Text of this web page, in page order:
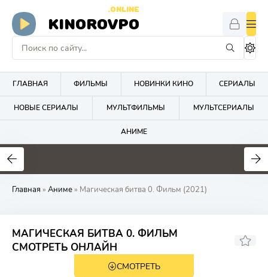
KINOROVPO
.ONLINE
ГЛАВНАЯ ФИЛЬМЫ НОВИНКИ КИНО СЕРИАЛЫ
НОВЫЕ СЕРИАЛЫ МУЛЬТФИЛЬМЫ МУЛЬТСЕРИАЛЫ
АНИМЕ
Главная » Аниме» Магическая битва 0. Фильм (2021)
МАГИЧЕСКАЯ БИТВА 0. ФИЛЬМ
СМОТРЕТЬ ОНЛАЙН
7.8
СМОТРЕТЬ